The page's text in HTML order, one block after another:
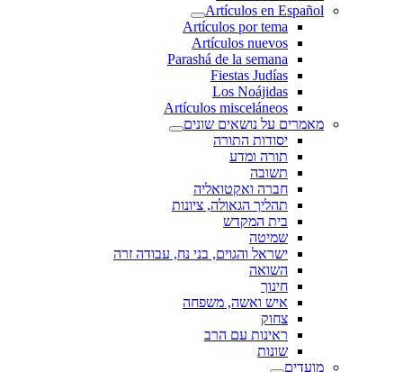
Artículos en Español
Artículos por tema
Artículos nuevos
Parashá de la semana
Fiestas Judías
Los Noájidas
Artículos misceláneos
מאמרים על נושאים שונים
יסודות התורה
תורה ומדע
תשובה
חברה ואקטואליה
תהליך הגאולה, ציונות
בית המקדש
שמיטה
ישראל והגוים, בני נח, עבודה זרה
השואה
חינוך
איש ואשה, משפחה
צחוק
ראינות עם הרב
שונות
מועדים